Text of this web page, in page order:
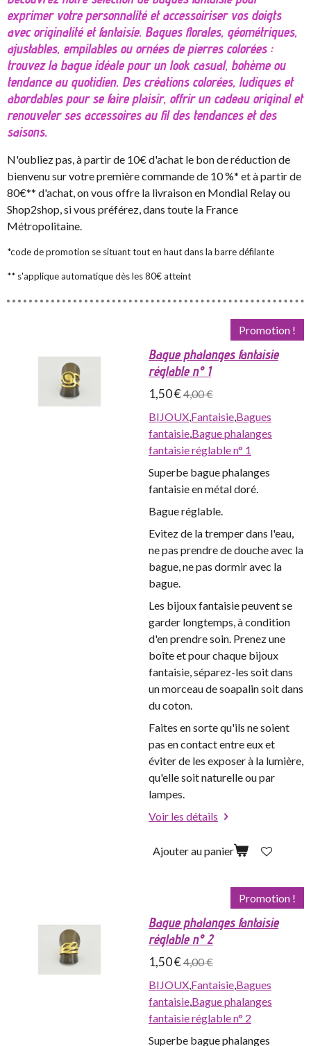
exprimer votre personnalité et accessoiriser vos doigts
avec originalité et fantaisie. Bagues florales, géométriques,
ajustables, empilables ou ornées de pierres colorées :
trouvez la bague idéale pour un look casual, bohème ou
tendance au quotidien. Des créations colorées, ludiques et
abordables pour se faire plaisir, offrir un cadeau original et
renouveler ses accessoires au fil des tendances et des
saisons.
N'oubliez pas, à partir de 10€ d'achat le bon de réduction de
bienvenu sur votre première commande de 10 %* et à partir de
80€** d'achat, on vous offre la livraison en Mondial Relay ou
Shop2shop, si vous préférez, dans toute la France
Métropolitaine.
*code de promotion se situant tout en haut dans la barre défilante
** s'applique automatique dès les 80€ atteint
Promotion !
Bague phalanges fantaisie
réglable n° 1
1,50 €4,00 €
BIJOUX,Fantaisie,Bagues
fantaisie,Bague phalanges
fantaisie réglable n° 1
Superbe bague phalanges
fantaisie en métal doré.
Bague réglable.
Evitez de la tremper dans l'eau,
ne pas prendre de douche avec la
bague, ne pas dormir avec la
bague.
Les bijoux fantaisie peuvent se
garder longtemps, à condition
d'en prendre soin. Prenez une
boîte et pour chaque bijoux
fantaisie, séparez-les soit dans
un morceau de soapalin soit dans
du coton.
Faites en sorte qu'ils ne soient
pas en contact entre eux et
éviter de les exposer à la lumière,
qu'elle soit naturelle ou par
lampes.
Voir les détails
Ajouter au panier
Promotion !
Bague phalanges fantaisie
réglable n° 2
1,50 €4,00 €
BIJOUX,Fantaisie,Bagues
fantaisie,Bague phalanges
fantaisie réglable n° 2
Superbe bague phalanges